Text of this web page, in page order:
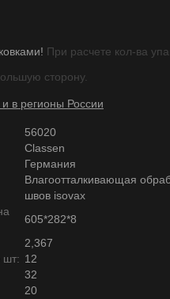
При расчете кол-ва
сторону.
в регионы России
56020
Classen
Германия
Влагоотталкивающая
швов isovax
605*282*8
2,367
шт: 12
32
20